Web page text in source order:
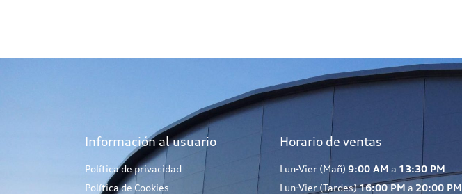
Información al usuario
Política de privacidad
Política de Cookies
Horario de ventas
Lun-Vier (Mañ) 9:00 AM a 13:30 PM
Lun-Vier (Tardes)16:00 PM a 20:00 PM